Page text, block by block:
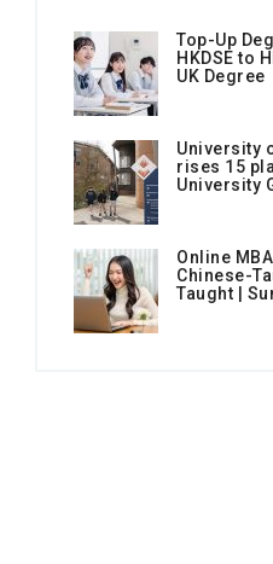
Top-Up
HKDSE to
UK Degree
University
rises 15
University
Online
Chinese-
Taught |